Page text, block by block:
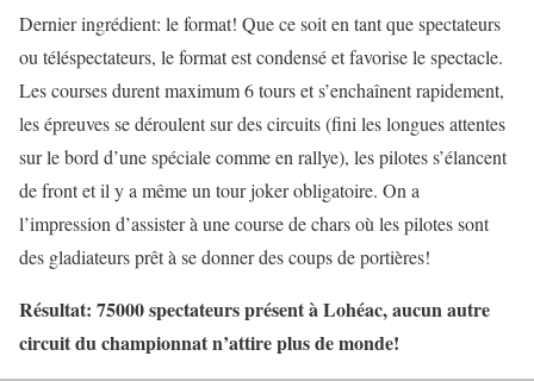
Dernier ingrédient: le format! Que ce soit en tant que spectateurs
ou téléspectateurs, le format est condensé et favorise le spectacle.
Les courses durent maximum 6 tours et s’enchaînent rapidement,
les épreuves se déroulent sur des circuits (fini les longues attentes
sur le bord d’une spéciale comme en rallye), les pilotes s’élancent
de front et il y a même un tour joker obligatoire. On a
l’impression d’assister à une course de chars où les pilotes sont
des gladiateurs prêt à se donner des coups de portières!
Résultat: 75000 spectateurs présent à Lohéac, aucun autre
circuit du championnat n’attire plus de monde!